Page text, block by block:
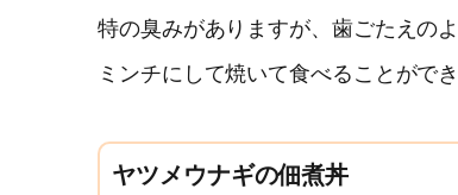
特の臭みがありますが、歯ごたえの
ミンチにして焼いて食べることができ
ヤツメウナギの佃煮丼